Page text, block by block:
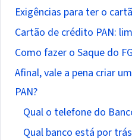
Exigências para ter o
Cartão de crédito PAN:
Como fazer o Saque do
Afinal, vale a pena criar
PAN?
Qual o telefone do
Qual banco está por